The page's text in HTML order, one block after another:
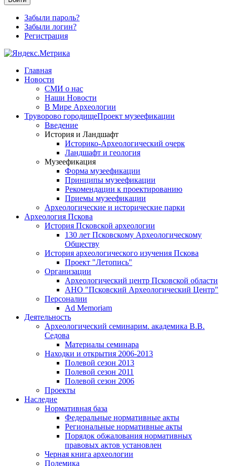
Забыли пароль?
Забыли логин?
Регистрация
Главная
Новости
СМИ о нас
Наши Новости
В Мире Археологии
Труворово городищеПроект музеефикации
Введение
История и Ландшафт
Историко-Археологический очерк
Ландшафт и геология
Музеефикация
Форма музеефикации
Принципы музеефикации
Рекомендации к проектированию
Приемы музеефикации
Археологические и исторические парки
Археология Пскова
История Псковской археологии
130 лет Псковскому Археологическому
Обществу
История археологического изучения Пскова
Проект "Летопись"
Организации
Археологический центр Псковской области
АНО "Псковский Археологический Центр"
Персоналии
Ad Memoriam
Деятельность
Археологический семинарим. академика В.В.
Седова
Материалы семинара
Находки и открытия 2006-2013
Полевой сезон 2013
Полевой сезон 2011
Полевой сезон 2006
Проекты
Наследие
Нормативная база
Федеральные нормативные акты
Региональные нормативные акты
Порядок обжалования нормативных
правовых актов установлен
Черная книга археологии
Полемика